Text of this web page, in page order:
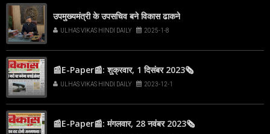
उपमुख्यमंत्री के उपसचिव बने विकास ढाकने
ULHAS VIKAS HINDI DAILY 2025-1-8
📰E-Paper📰: शुक्रवार, 1 दिसंबर 2023🗞
ULHAS VIKAS HINDI DAILY 2023-12-1
📰E-Paper📰: मंगलवार, 28 नवंबर 2023🗞